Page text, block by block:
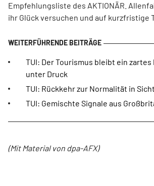
Empfehlungsliste des AKTIONÄR.
ihr Glück versuchen und auf kurzfristige
TUI: Der Tourismus bleibt ein zartes
unter Druck
TUI: Rückkehr zur Normalität in
TUI: Gemischte Signale aus
(Mit Material von dpa-AFX)